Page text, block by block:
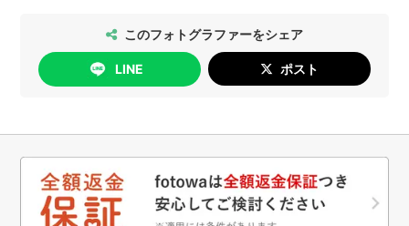
ロケーション撮影（公園、神社仏閣等）は、撮影許可が必要
な場合が多々あります。
お客様に確認・撮影申請をお願いしております。
ご容赦ください。
___________________________________________________
このフォトグラファーをシェア
LINE ポスト